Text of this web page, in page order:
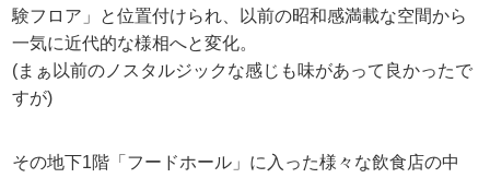
験フロア」と位置付けられ、以前の昭和感満載な空間から
一気に近代的な様相へと変化。
(まぁ以前のノスタルジックな感じも味があって良かったで
すが)
その地下1階「フードホール」に入った様々な飲食店の中